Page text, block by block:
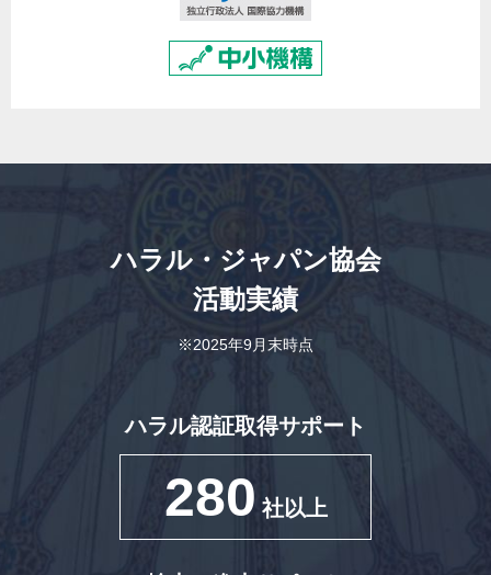
ハラル・ジャパン協会
活動実績
※2025年9月末時点
ハラル認証取得サポート
280 社以上